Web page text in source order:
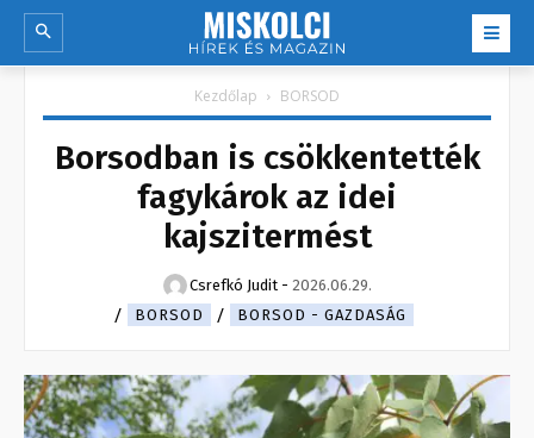
Kezdőlap BORSOD
Borsodban is csökkentették
fagykárok az idei
kajszitermést
Csrefkó Judit - 2026.06.29.
BORSOD
BORSOD - GAZDASÁG